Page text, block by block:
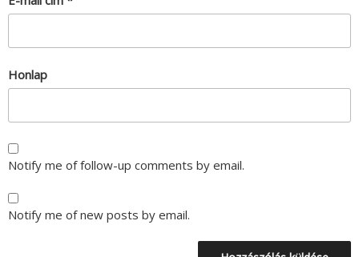
Honlap
Notify me of follow-up comments by email.
Notify me of new posts by email.